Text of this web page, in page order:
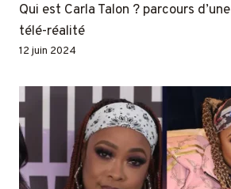
Qui est Carla Talon ? parcours
télé-réalité
12 juin 2024